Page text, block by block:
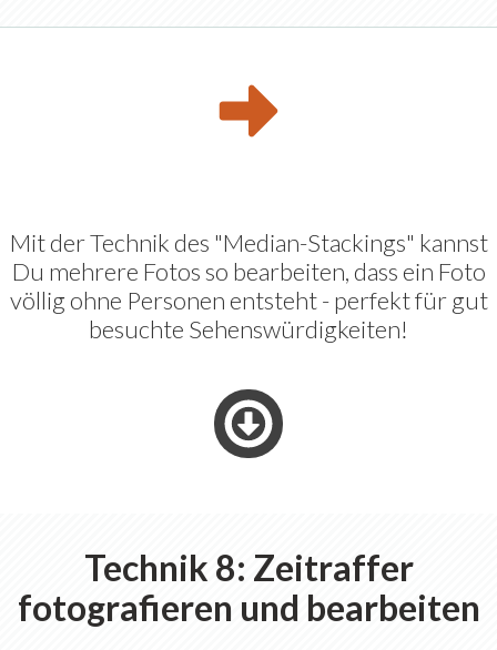
Mit der Technik des "Median-Stackings" kannst
Du mehrere Fotos so bearbeiten, dass ein Foto
völlig ohne Personen entsteht - perfekt für gut
besuchte Sehenswürdigkeiten!
Technik 8: Zeitraffer
fotografieren und bearbeiten